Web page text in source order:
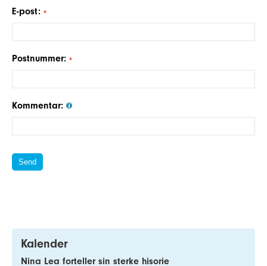
E-post:
Postnummer:
Kommentar:
Kalender
Nina Lea forteller sin sterke hisorie